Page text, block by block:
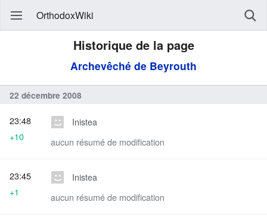
OrthodoxWiki
Historique de la page
Archevêché de Beyrouth
22 décembre 2008
Inistea
aucun résumé de modification
23:48
+10
Inistea
aucun résumé de modification
23:45
+1